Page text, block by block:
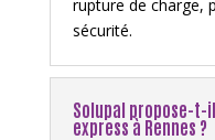
rupture de charge,
sécurité.
Solupal propose-t-
express à Rennes ?